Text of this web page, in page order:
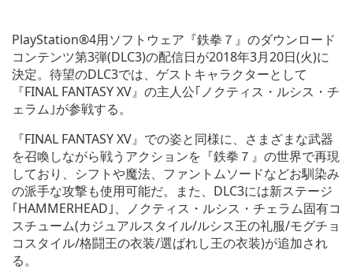
PlayStation®4用ソフトウェア『鉄拳７』のダウンロード
コンテンツ第3弾(DLC3)の配信日が2018年3月20日(火)に
決定。待望のDLC3では、ゲストキャラクターとして
『FINAL FANTASY XV』の主人公｢ノクティス・ルシス・チ
ェラム｣が参戦する。
『FINAL FANTASY XV』での姿と同様に、さまざまな武器
を召喚しながら戦うアクションを『鉄拳７』の世界で再現
しており、シフトや魔法、ファントムソードなどお馴染み
の派手な攻撃も使用可能だ。また、DLC3には新ステージ
｢HAMMERHEAD｣、ノクティス・ルシス・チェラム固有コ
スチューム(カジュアルスタイル/ルシス王の礼服/モグチョ
コスタイル/格闘王の衣装/選ばれし王の衣装)が追加され
る。